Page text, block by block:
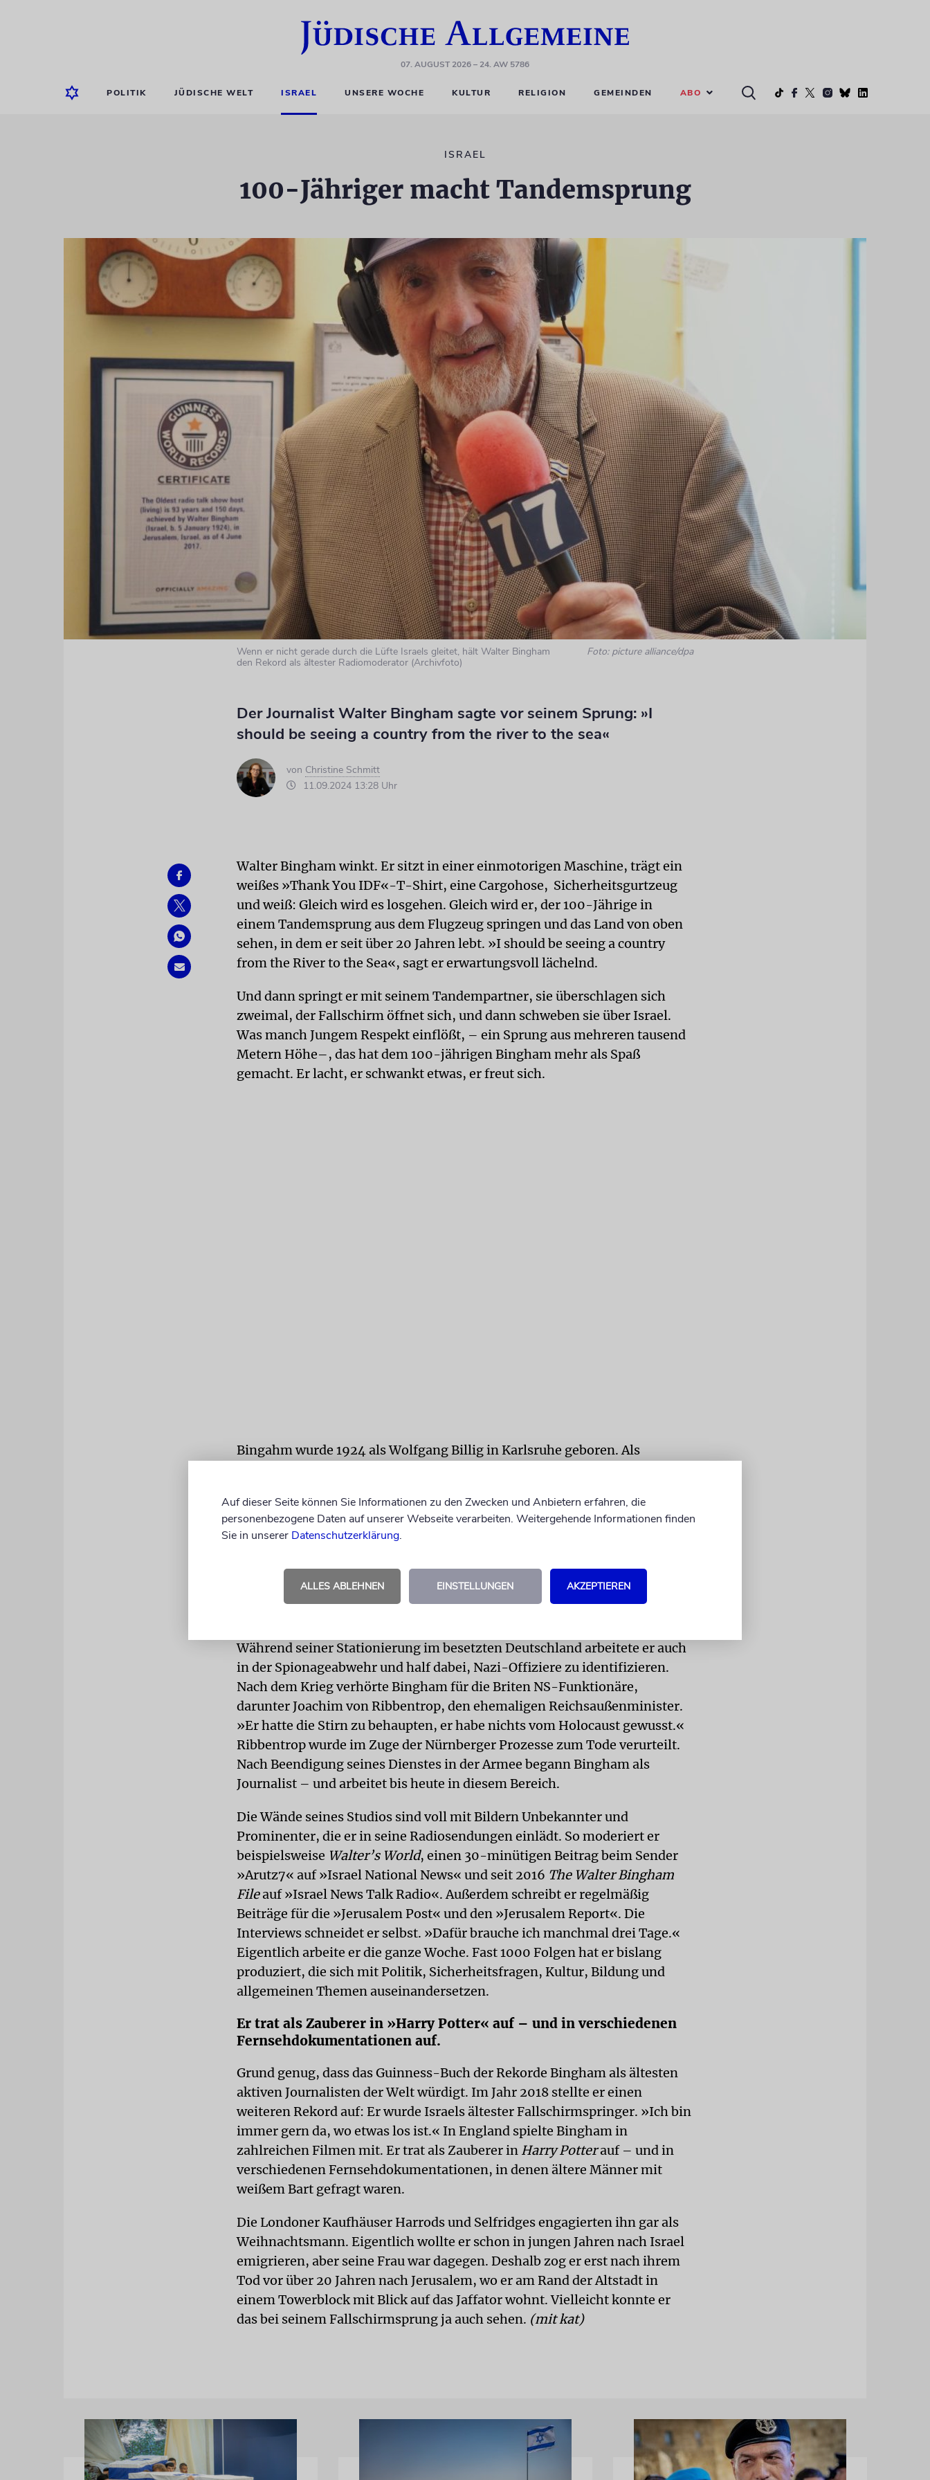
07. AUGUST 2026– 24. AW 5786
POLITIK JÜDISCHE WELT ISRAEL UNSERE WOCHE KULTUR RELIGION GEMEINDEN ABO
ISRAEL
100-Jähriger macht Tandemsprung
Wenn er nicht gerade durch die Lüfte Israels gleitet, hält Walter Bingham
den Rekord als ältester Radiomoderator (Archivfoto)
Foto: picture alliance/dpa
Der Journalist Walter Bingham sagte vor seinem Sprung: »I
should be seeing a country from the river to the sea«
von Christine Schmitt
11.09.2024 13:28 Uhr
Walter Bingham winkt. Er sitzt in einer einmotorigen Maschine, trägt ein
weißes »Thank You IDF«-T-Shirt, eine Cargohose, Sicherheitsgurtzeug
und weiß: Gleich wird es losgehen. Gleich wird er, der 100-Jährige in
einem Tandemsprung aus dem Flugzeug springen und das Land von oben
sehen, in dem er seit über 20 Jahren lebt. »I should be seeing a country
from the River to the Sea«, sagt er erwartungsvoll lächelnd.
Und dann springt er mit seinem Tandempartner, sie überschlagen sich
zweimal, der Fallschirm öffnet sich, und dann schweben sie über Israel.
Was manch Jungem Respekt einflößt, – ein Sprung aus mehreren tausend
Metern Höhe–, das hat dem 100-jährigen Bingham mehr als Spaß
gemacht. Er lacht, er schwankt etwas, er freut sich.
Bingahm wurde 1924 als Wolfgang Billig in Karlsruhe geboren. Als
»Den Zionismus habe ich mit der Muttermilch eingesaugt.« Doch statt
nach Palästina emigrierte der damals 14-Jährige mit einem
Normandie gegen die deutschen Besatzer.
Nach Beendigung seines Dienstes in der Armee begann Bingham
Während seiner Stationierung im besetzten Deutschland arbeitete er auch
in der Spionageabwehr und half dabei, Nazi-Offiziere zu identifizieren.
Nach dem Krieg verhörte Bingham für die Briten NS-Funktionäre,
darunter Joachim von Ribbentrop, den ehemaligen Reichsaußenminister.
»Er hatte die Stirn zu behaupten, er habe nichts vom Holocaust gewusst.«
Ribbentrop wurde im Zuge der Nürnberger Prozesse zum Tode verurteilt.
Nach Beendigung seines Dienstes in der Armee begann Bingham als
Journalist – und arbeitet bis heute in diesem Bereich.
Die Wände seines Studios sind voll mit Bildern Unbekannter und
Prominenter, die er in seine Radiosendungen einlädt. So moderiert er
beispielsweise Walter’s World, einen 30-minütigen Beitrag beim Sender
»Arutz7« auf »Israel National News« und seit 2016 The Walter Bingham
Fileauf »Israel News Talk Radio«. Außerdem schreibt er regelmäßig
Beiträge für die »Jerusalem Post« und den »Jerusalem Report«. Die
Interviews schneidet er selbst. »Dafür brauche ich manchmal drei Tage.«
Eigentlich arbeite er die ganze Woche. Fast 1000 Folgen hat er bislang
produziert, die sich mit Politik, Sicherheitsfragen, Kultur, Bildung und
allgemeinen Themen auseinandersetzen.
Er trat als Zauberer in »Harry Potter« auf – und in verschiedenen
Fernsehdokumentationen auf.
Grund genug, dass das Guinness-Buch der Rekorde Bingham als ältesten
aktiven Journalisten der Welt würdigt. Im Jahr 2018 stellte er einen
weiteren Rekord auf: Er wurde Israels ältester Fallschirmspringer. »Ich bin
immer gern da, wo etwas los ist.« In England spielte Bingham in
zahlreichen Filmen mit. Er trat als Zauberer in Harry Potterauf – und in
verschiedenen Fernsehdokumentationen, in denen ältere Männer mit
weißem Bart gefragt waren.
Die Londoner Kaufhäuser Harrods und Selfridges engagierten ihn gar als
Weihnachtsmann. Eigentlich wollte er schon in jungen Jahren nach Israel
emigrieren, aber seine Frau war dagegen. Deshalb zog er erst nach ihrem
Tod vor über 20 Jahren nach Jerusalem, wo er am Rand der Altstadt in
einem Towerblock mit Blick auf das Jaffator wohnt. Vielleicht konnte er
das bei seinem Fallschirmsprung ja auch sehen. (mit kat)
Auf dieser Seite können Sie Informationen zu den Zwecken und Anbietern erfahren, die
personenbezogene Daten auf unserer Webseite verarbeiten. Weitergehende Informationen finden
Sie in unserer Datenschutzerklärung.
ALLES ABLEHNEN EINSTELLUNGEN AKZEPTIEREN